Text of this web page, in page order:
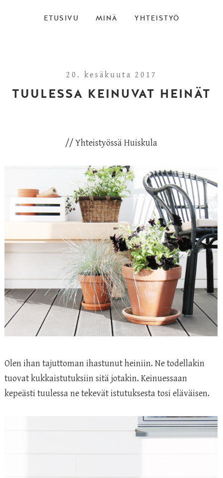
ETUSIVU MINÄ YHTEISTYÖ
20. kesäkuuta 2017
TUULESSA KEINUVAT HEINÄT
// YhteistyössäHuiskula
Olen ihan tajuttoman ihastunut heiniin. Ne todellakin
tuovat kukkaistutuksiin sitä jotakin. Keinuessaan
kepeästi tuulessa ne tekevät istutuksesta tosi eläväisen.